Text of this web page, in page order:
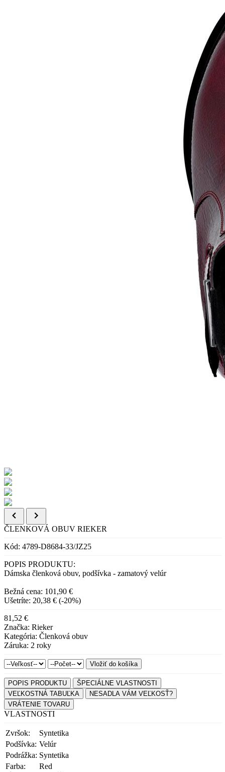
ČLENKOVÁ OBUV RIEKER
Kód: 4789-D8684-33/JZ25
POPIS PRODUKTU:
Dámska členková obuv, podšívka - zamatový velúr
Bežná cena: 101,90 €
Ušetríte: 20,38 € (-20%)
81,52 €
Značka: Rieker
Kategória: Členková obuv
Záruka: 2 roky
Vložiť do košíka
POPIS PRODUKTU
ŠPECIÁLNE VLASTNOSTI
VEĽKOSTNÁ TABUĽKA
NESADLA VÁM VEĽKOSŤ?
VRÁTENIE TOVARU
VLASTNOSTI
Zvršok:
Syntetika
Podšívka: Velúr
Podrážka: Syntetika
Farba:
Red